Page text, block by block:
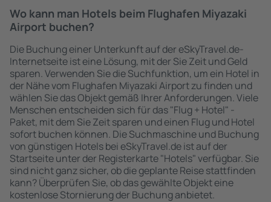
Wo kann man Hotels beim Flughafen Miyazaki
Airport buchen?
Die Buchung einer Unterkunft auf der eSkyTravel.de-
Internetseite ist eine Lösung, mit der Sie Zeit und Geld
sparen. Verwenden Sie die Suchfunktion, um ein Hotel in
der Nähe vom Flughafen Miyazaki Airport zu finden und
wählen Sie das Objekt gemäß Ihrer Anforderungen. Viele
Menschen entscheiden sich für das "Flug + Hotel" -
Paket, mit dem Sie Zeit sparen und einen Flug und Hotel
sofort buchen können. Die Suchmaschine und Buchung
von günstigen Hotels bei eSkyTravel.de ist auf der
Startseite unter der Registerkarte "Hotels" verfügbar. Sie
sind nicht ganz sicher, ob die geplante Reise stattfinden
kann? Überprüfen Sie, ob das gewählte Objekt eine
kostenlose Stornierung der Buchung anbietet.